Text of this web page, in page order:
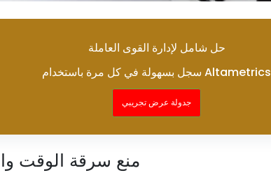
حل شامل لإدارة القوى العاملة
سجل بسهولة في كل مرة باستخدام Altametrics
جدولة عرض تجريبي
منع سرقة الوقت